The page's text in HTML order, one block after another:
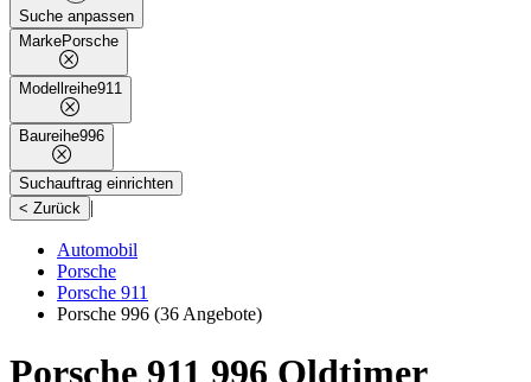
Suche anpassen
MarkePorsche
Modellreihe911
Baureihe996
Suchauftrag einrichten
< Zurück |
Automobil
Porsche
Porsche 911
Porsche 996 (36 Angebote)
Porsche 911 996 Oldtimer